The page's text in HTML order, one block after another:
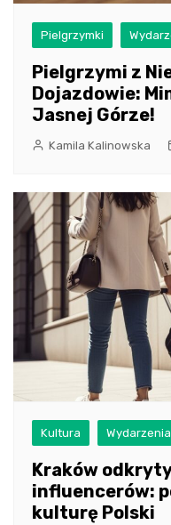
Pielgrzymki
Pielgrzymi z
Dojazdowie:
Jasnej Górze!
Kamila Kalinowska
Kultura Wydarzenia
Kraków
influencerów:
kulturę Polski